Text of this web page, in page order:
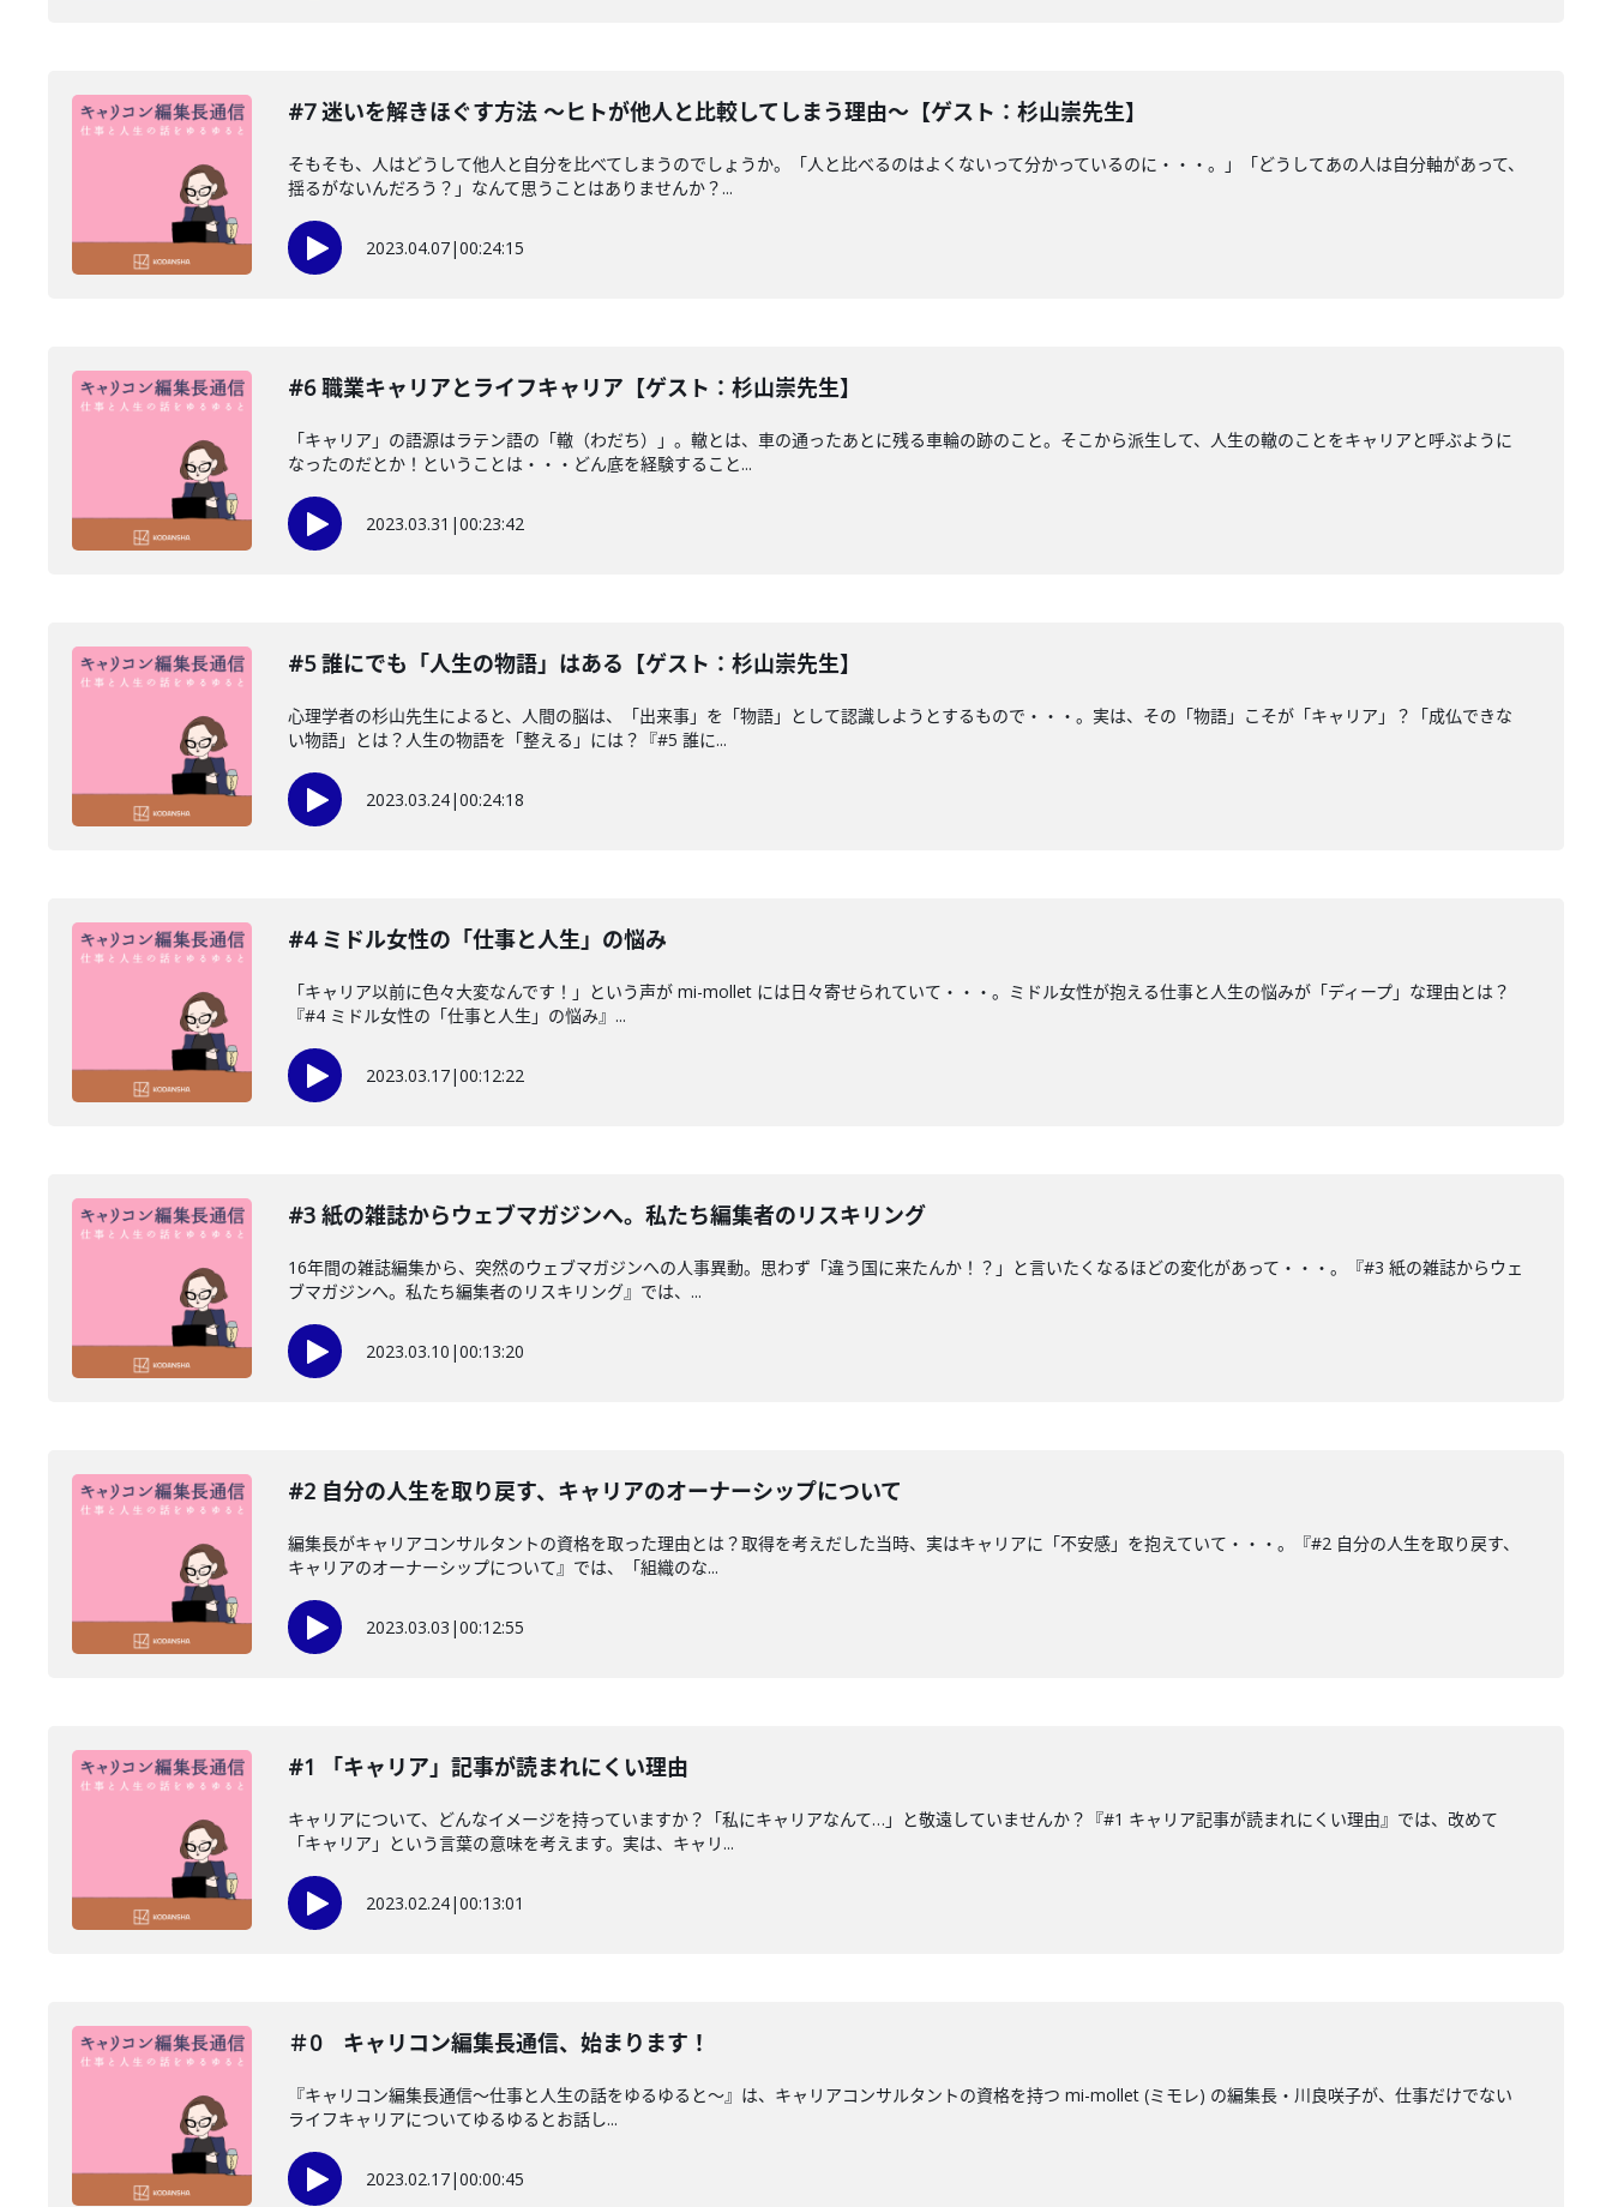
#7 迷いを解きほぐす方法 〜ヒトが他人と比較してしまう理由〜【ゲスト：杉山崇先生】
そもそも、人はどうして他人と自分を比べてしまうのでしょうか。「人と比べるのはよくないって分かっているのに・・・。」「どうしてあの人は自分軸があって、
揺るがないんだろう？」なんて思うことはありませんか？...
2023.04.07|00:24:15
#6 職業キャリアとライフキャリア【ゲスト：杉山崇先生】
「キャリア」の語源はラテン語の「轍（わだち）」。轍とは、車の通ったあとに残る車輪の跡のこと。そこから派生して、人生の轍のことをキャリアと呼ぶように
なったのだとか！ということは・・・どん底を経験すること...
2023.03.31 |00:23:42
#5 誰にでも「人生の物語」はある【ゲスト：杉山崇先生】
心理学者の杉山先生によると、人間の脳は、「出来事」を「物語」として認識しようとするもので・・・。実は、その「物語」こそが「キャリア」？「成仏できな
い物語」とは？人生の物語を「整える」には？『#5 誰に...
2023.03.24|00:24:18
#4 ミドル女性の「仕事と人生」の悩み
「キャリア以前に色々大変なんです！」という声が mi-mollet には日々寄せられていて・・・。ミドル女性が抱える仕事と人生の悩みが「ディープ」な理由とは？
『#4 ミドル女性の「仕事と人生」の悩み』...
2023.03.17|00:12:22
#3 紙の雑誌からウェブマガジンへ。私たち編集者のリスキリング
16年間の雑誌編集から、突然のウェブマガジンへの人事異動。思わず「違う国に来たんか！？」と言いたくなるほどの変化があって・・・。『#3 紙の雑誌からウェ
ブマガジンへ。私たち編集者のリスキリング』では、...
2023.03.10 |00:13:20
#2 自分の人生を取り戻す、キャリアのオーナーシップについて
編集長がキャリアコンサルタントの資格を取った理由とは？取得を考えだした当時、実はキャリアに「不安感」を抱えていて・・・。『#2 自分の人生を取り戻す、
キャリアのオーナーシップについて』では、「組織のな...
2023.03.03 |00:12:55
#1 「キャリア」記事が読まれにくい理由
キャリアについて、どんなイメージを持っていますか？「私にキャリアなんて…」と敬遠していませんか？『#1 キャリア記事が読まれにくい理由』では、改めて
「キャリア」という言葉の意味を考えます。実は、キャリ...
2023.02.24|00:13:01
＃0 キャリコン編集長通信、始まります！
『キャリコン編集長通信〜仕事と人生の話をゆるゆると〜』は、キャリアコンサルタントの資格を持つ mi-mollet (ミモレ) の編集長・川良咲子が、仕事だけでない
ライフキャリアについてゆるゆるとお話し...
2023.02.17|00:00:45